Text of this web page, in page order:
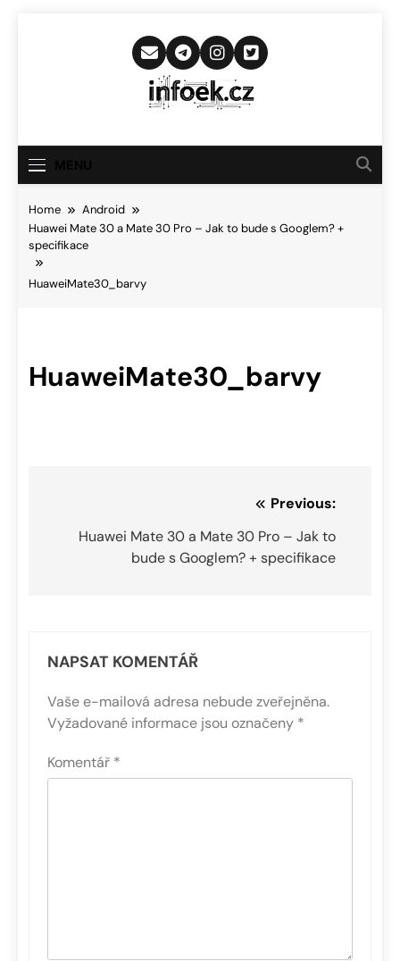
Infoek.cz
Novinkám
Home
Android
Huawei Mate 30 a Mate 30 Pro – Jak to bude s Googlem? +
specifikace
HuaweiMate30_barvy
HuaweiMate30_barvy
pro
příspěvek
Previous:
Huawei Mate 30 a Mate 30 Pro – Jak to
bude s Googlem? + specifikace
NAPSAT KOMENTÁŘ
Vaše e-mailová adresa nebude zveřejněna.
Vyžadované informace jsou označeny *
Komentář *